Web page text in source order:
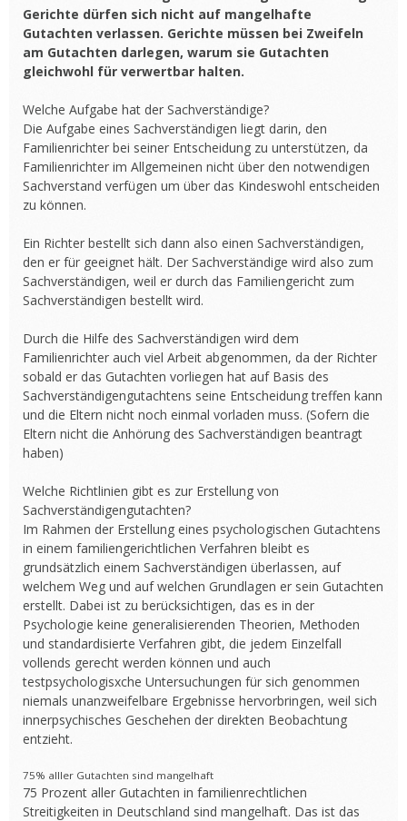
Gerichte dürfen sich nicht auf mangelhafte
Gutachten verlassen. Gerichte müssen bei Zweifeln
am Gutachten darlegen, warum sie Gutachten
gleichwohl für verwertbar halten.
Welche Aufgabe hat der Sachverständige?
Die Aufgabe eines Sachverständigen liegt darin, den
Familienrichter bei seiner Entscheidung zu unterstützen, da
Familienrichter im Allgemeinen nicht über den notwendigen
Sachverstand verfügen um über das Kindeswohl entscheiden
zu können.
Ein Richter bestellt sich dann also einen Sachverständigen,
den er für geeignet hält. Der Sachverständige wird also zum
Sachverständigen, weil er durch das Familiengericht zum
Sachverständigen bestellt wird.
Durch die Hilfe des Sachverständigen wird dem
Familienrichter auch viel Arbeit abgenommen, da der Richter
sobald er das Gutachten vorliegen hat auf Basis des
Sachverständigengutachtens seine Entscheidung treffen kann
und die Eltern nicht noch einmal vorladen muss. (Sofern die
Eltern nicht die Anhörung des Sachverständigen beantragt
haben)
Welche Richtlinien gibt es zur Erstellung von
Sachverständigengutachten?
Im Rahmen der Erstellung eines psychologischen Gutachtens
in einem familiengerichtlichen Verfahren bleibt es
grundsätzlich einem Sachverständigen überlassen, auf
welchem Weg und auf welchen Grundlagen er sein Gutachten
erstellt. Dabei ist zu berücksichtigen, das es in der
Psychologie keine generalisierenden Theorien, Methoden
und standardisierte Verfahren gibt, die jedem Einzelfall
vollends gerecht werden können und auch
testpsychologisxche Untersuchungen für sich genommen
niemals unanzweifelbare Ergebnisse hervorbringen, weil sich
innerpsychisches Geschehen der direkten Beobachtung
entzieht.
75% alller Gutachten sind mangelhaft
75 Prozent aller Gutachten in familienrechtlichen
Streitigkeiten in Deutschland sind mangelhaft. Das ist das